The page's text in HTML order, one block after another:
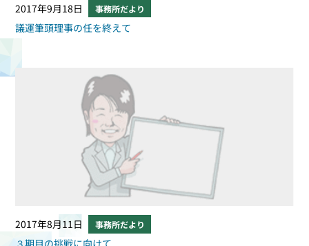
2017年9月18日 事務所だより
議運筆頭理事の任を終えて
2017年8月11日 事務所だより